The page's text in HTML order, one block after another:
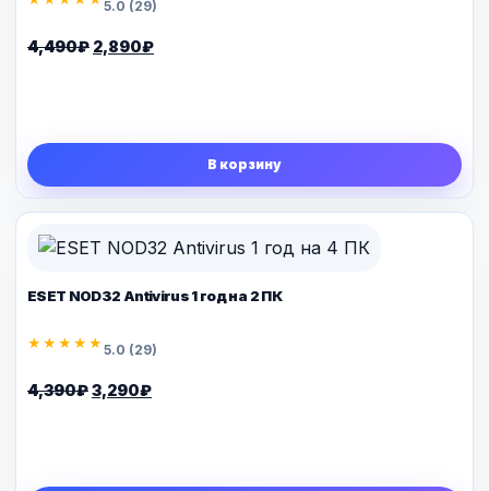
5.0 (29)
4,490₽ Первоначальная
2,890₽Текущая
В корзину
ESET NOD32 Antivirus 1 год на 2 ПК
★★★★★ 5.0 (29)
4,390₽Первоначальная
3,290₽Текущая